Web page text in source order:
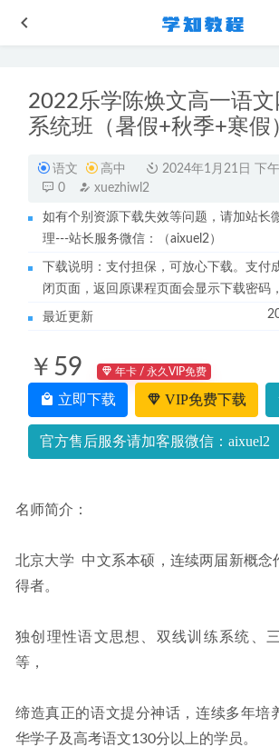
2022乐学陈焕文高一语
系统班（暑假+秋季+寒假
语文 高中 2024年1月21日 下
0
xuezhiwl2
如有个别资源下载失效等问题，请加站长
理---站长服务微信：（aixuel2）
下载说明：支付担保，可放心下载。支付
闭页面，返回原课程页面会显示下载密码
最近更新
￥59 年卡 / 永久VIP免费
立即下载 VIP免费下载
官方售后服务请加客服微信：aixuel2
名师简介：
北京大学  中文系本硕，连续两届新概
得者。
独创理性语文思想、双线训练系统、
等，
缔造真正的语文提分神话，连续多年培
华学子及高考语文130分以上的学员。
作业帮高中化学网课教程21年高考化学复
教程 2022-09-03
英语六级考证网课22年新东方英语六级考
2022-11-27
猿辅导2023宁致远高三高考物理二三轮教
21年12月周思成英语六级考证视频教程+
读/写作等课程下载
2022-12-01
作业帮高中英语网课教程22年张亮高三英
2022-08-20